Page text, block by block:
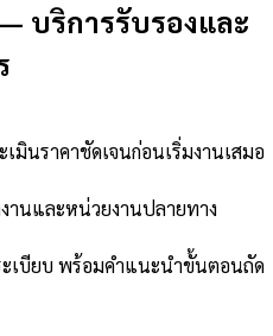
— บริการรับรองและ
มินราคาชัดเจนก่อนเริ่มงานเสมอ
านและหน่วยงานปลายทาง
ะเบียบ พร้อมคำแนะนำขั้นตอนถัด